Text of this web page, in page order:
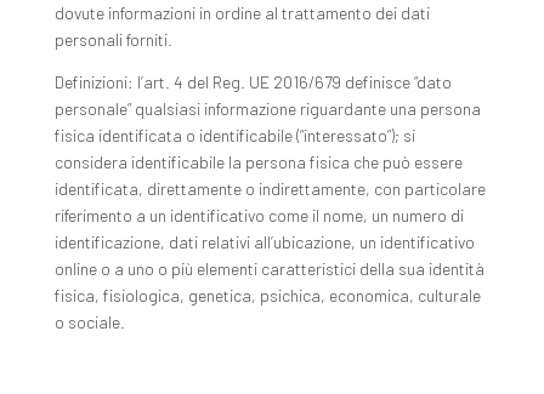
dovute informazioni in ordine al trattamento dei dati
personali forniti.
Definizioni: l’art. 4 del Reg. UE 2016/679 definisce “dato
personale” qualsiasi informazione riguardante una persona
fisica identificata o identificabile (“interessato”); si
considera identificabile la persona fisica che può essere
identificata, direttamente o indirettamente, con particolare
riferimento a un identificativo come il nome, un numero di
identificazione, dati relativi all’ubicazione, un identificativo
online o a uno o più elementi caratteristici della sua identità
fisica, fisiologica, genetica, psichica, economica, culturale
o sociale.